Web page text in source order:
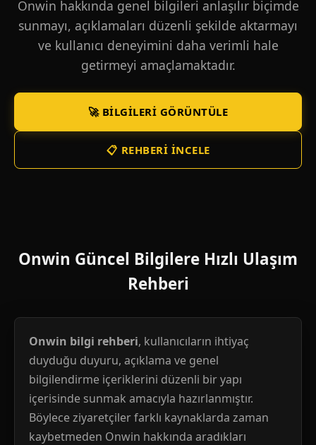
Onwin hakkında genel bilgileri anlaşılır biçimde
sunmayı, açıklamaları düzenli şekilde aktarmayı
ve kullanıcı deneyimini daha verimli hale
getirmeyi amaçlamaktadır.
🚀 BILGILERI GÖRÜNTÜLE
📋 REHBERI İNCELE
Onwin Güncel Bilgilere Hızlı Ulaşım
Rehberi
Onwin bilgi rehberi, kullanıcıların ihtiyaç
duyduğu duyuru, açıklama ve genel
bilgilendirme içeriklerini düzenli bir yapı
içerisinde sunmak amacıyla hazırlanmıştır.
Böylece ziyaretçiler farklı kaynaklarda zaman
kaybetmeden Onwin hakkında aradıkları